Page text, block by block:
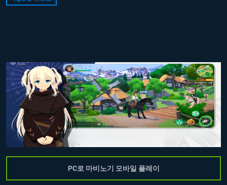
PC로 마비노기 모바일 플레이